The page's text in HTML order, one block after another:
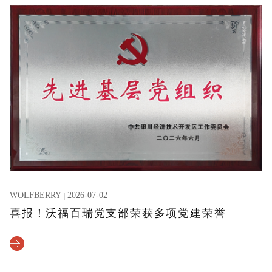
WOLFBERRY 2026-07-02
喜报！沃福百瑞党支部荣获多项党建荣誉